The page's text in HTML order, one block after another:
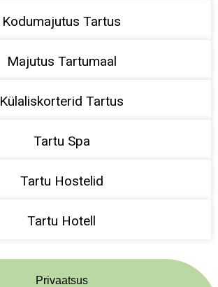
Kodumajutus Tartus
Majutus Tartumaal
Külaliskorterid Tartus
Tartu Spa
Tartu Hostelid
Tartu Hotell
Privaatsus